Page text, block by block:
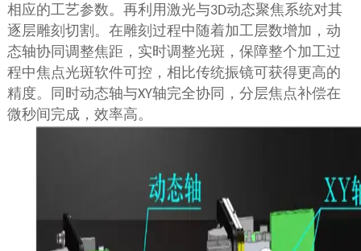
相应的工艺参数。再利用激光与3D动态聚焦系统对其
逐层雕刻切割。在雕刻过程中随着加工层数增加，动
态轴协同调整焦距，实时调整光斑，保障整个加工过
程中焦点光斑软件可控，相比传统振镜可获得更高的
精度。同时动态轴与XY轴完全协同，分层焦点补偿在
微秒间完成，效率高。